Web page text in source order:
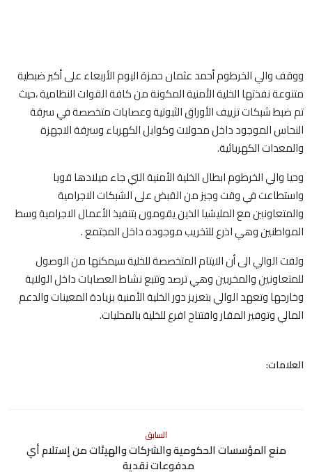
ووقف والي الخرطوم أحمد عثمان حمزة اليوم الأربعاء على أكبر ضبطية
متنوعة نفذتها الخلية الأمنية المكونة من كافة القوات النظامية ،حيث
تم ضبط شبكات تزييف الأوراق الثبوتية وعصابات متخصصة في سرقة
النحاس الموجود داخل محولات وكوابل الكهرباء وسرقة الاجهزة
والمعدات الكهربائية.
وحيا والي الخرطوم ابطال الخلية الأمنية التي جاء ميلادها قويا
واستطاعت في وقت وجيز من القبض على الشبكات الاجرامية
والمتعاونين مع المليشيا الذين يقومون بتنفيذ الأعمال الاجرامية وسط
المواطنين وهي اذرع للتخريب موجوده داخل المجتمع .
ولفت الوالي الى أن الايتام المتخصصة للخلية سيمكنها من الوصول
للمتعاونين والمخربين وهي ترصد وتتبع نشاط العصابات داخل الولاية
وخارجها وتعهد الوالي بتعزيز دور الخلية الأمنية بزيادة المعينات والدعم
المالي وتوفير المقار وافتتاح افرع للخلية بالمحليات.
العلامات:
السابق
منع المؤسسات الحكومية والشركات والهيئات من إستلام أي
مدفوعات نقدية